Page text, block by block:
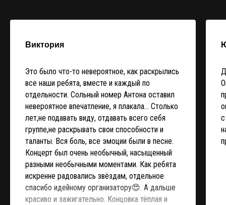
Виктория
Это было что-то невероятное, как раскрылись
все наши ребята, вместе и каждый по
отдельности. Сольный номер Антона оставил
невероятное впечатление, я плакала... Столько
лет,не подавать виду, отдавать всего себя
группе,не раскрывать свои способности и
таланты. Вся боль, все эмоции были в песне.
Концерт был очень необычный, насыщенный
разными необычными моментами. Как ребята
искренне радовались звёздам, отдельное
спасибо идейному организатору😍. А дальше
красиво и зажигательно. Концовка тёплая и